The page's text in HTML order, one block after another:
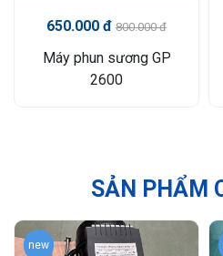
650.000 đ 800.000 đ
Máy phun sương GP
2600
SẢN PHẨM
new